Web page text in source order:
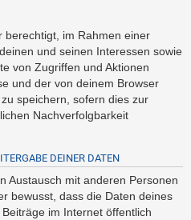
berechtigt, im Rahmen einer
und seinen Interessen sowie
von Zugriffen und Aktionen
und der von deinem Browser
speichern, sofern dies zur
Nachverfolgbarkeit
DEINER DATEN
Austausch mit anderen Personen
bewusst, dass die Daten deines
im Internet öffentlich